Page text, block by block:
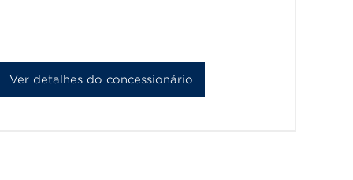
Ver detalhes do concessionário